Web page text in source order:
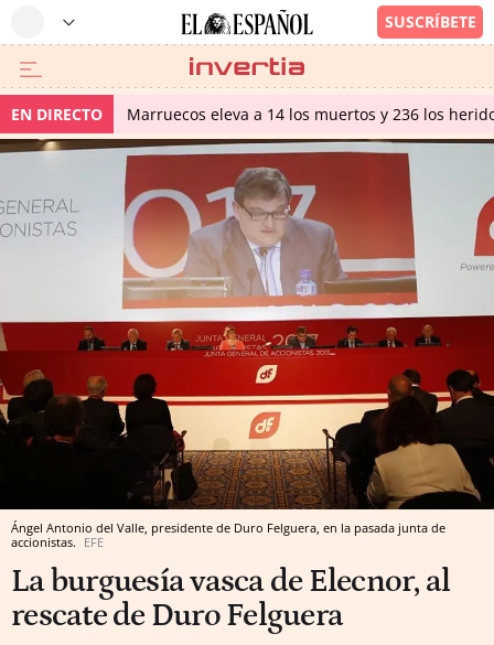
EN DIRECTO Marruecos eleva a 14 los muertos y 236 los
Ángel Antonio del Valle, presidente de Duro Felguera, en la pasada junta de
accionistas. EFE
La burguesía vasca de Elecnor, al
rescate de Duro Felguera